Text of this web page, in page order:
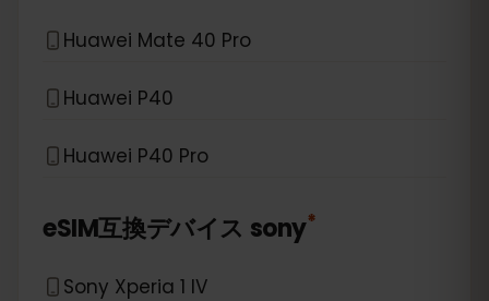
Huawei Mate 40 Pro
Huawei P40
Huawei P40 Pro
eSIM互換デバイス sony*
Sony Xperia 1 IV